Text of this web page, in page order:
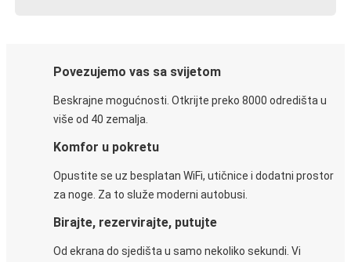
Povezujemo vas sa svijetom
Beskrajne mogućnosti. Otkrijte preko 8000 odredišta u
više od 40 zemalja.
Komfor u pokretu
Opustite se uz besplatan WiFi, utičnice i dodatni prostor
za noge. Za to služe moderni autobusi.
Birajte, rezervirajte, putujte
Od ekrana do sjedišta u samo nekoliko sekundi. Vi